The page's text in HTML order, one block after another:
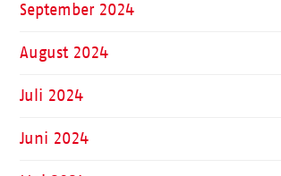
September 2024
August 2024
Juli 2024
Juni 2024